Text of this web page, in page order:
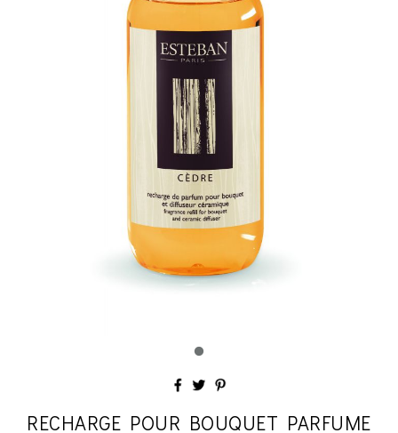
RECHARGE POUR BOUQUET PARFUME